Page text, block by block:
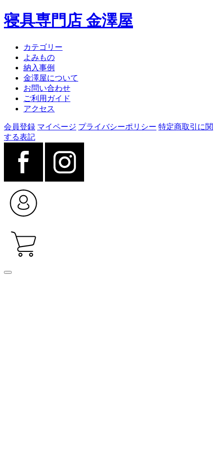
寝具専門店 金澤屋
カテゴリー
よみもの
納入事例
金澤屋について
お問い合わせ
ご利用ガイド
アクセス
会員登録 マイページ プライバシーポリシー 特定商取引に関
する表記